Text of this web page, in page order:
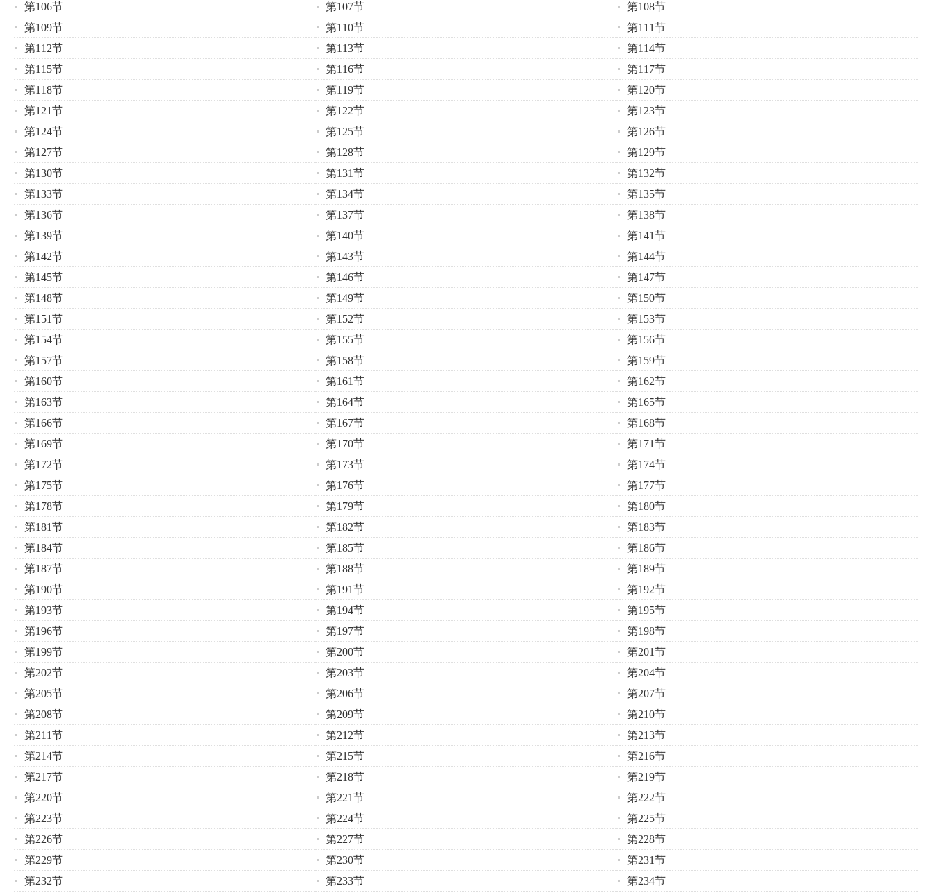
第106节
第107节
第108节
第109节
第110节
第111节
第112节
第113节
第114节
第115节
第116节
第117节
第118节
第119节
第120节
第121节
第122节
第123节
第124节
第125节
第126节
第127节
第128节
第129节
第130节
第131节
第132节
第133节
第134节
第135节
第136节
第137节
第138节
第139节
第140节
第141节
第142节
第143节
第144节
第145节
第146节
第147节
第148节
第149节
第150节
第151节
第152节
第153节
第154节
第155节
第156节
第157节
第158节
第159节
第160节
第161节
第162节
第163节
第164节
第165节
第166节
第167节
第168节
第169节
第170节
第171节
第172节
第173节
第174节
第175节
第176节
第177节
第178节
第179节
第180节
第181节
第182节
第183节
第184节
第185节
第186节
第187节
第188节
第189节
第190节
第191节
第192节
第193节
第194节
第195节
第196节
第197节
第198节
第199节
第200节
第201节
第202节
第203节
第204节
第205节
第206节
第207节
第208节
第209节
第210节
第211节
第212节
第213节
第214节
第215节
第216节
第217节
第218节
第219节
第220节
第221节
第222节
第223节
第224节
第225节
第226节
第227节
第228节
第229节
第230节
第231节
第232节
第233节
第234节